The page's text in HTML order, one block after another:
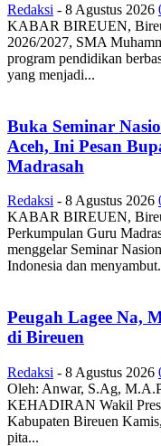
Redaksi - 8 Agustus 2026
KABAR BIREUEN,
2026/2027, SMA
program pendidikan
yang menjadi...
Buka Seminar
Aceh, Ini Pesan
Madrasah
Redaksi - 8 Agustus 2026
KABAR BIREUEN,
Perkumpulan Guru
menggelar Seminar
Indonesia dan
Peugah Lagee Na,
di Bireuen
Redaksi - 8 Agustus 2026
Oleh: Anwar, S.Ag,
KEHADIRAN Wakil
Kabupaten Bireuen
pita...